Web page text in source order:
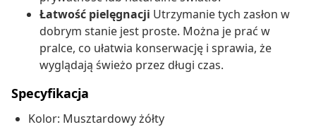
Łatwość pielęgnacji Utrzymanie tych zasłon w
dobrym stanie jest proste. Można je prać w
pralce, co ułatwia konserwację i sprawia, że
wyglądają świeżo przez długi czas.
Specyfikacja
Kolor: Musztardowy żółty